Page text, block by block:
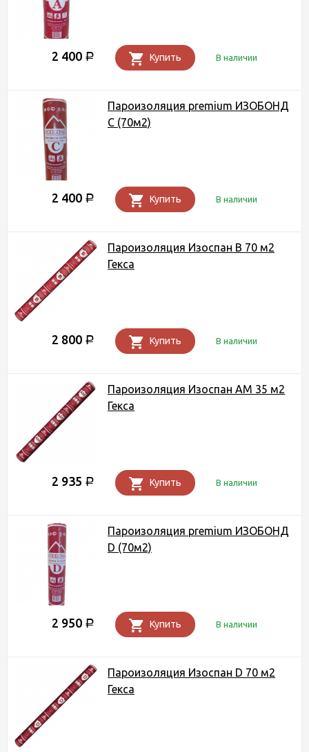
2 400 Р Купить В наличии
Пароизоляция premium ИЗОБОНД
С (70м2)
2 400 Р Купить В наличии
Пароизоляция Изоспан B 70 м2
Гекса
2 800 Р Купить В наличии
Пароизоляция Изоспан AM 35 м2
Гекса
2 935 Р Купить В наличии
Пароизоляция premium ИЗОБОНД
D (70м2)
2 950 Р Купить В наличии
Пароизоляция Изоспан D 70 м2
Гекса